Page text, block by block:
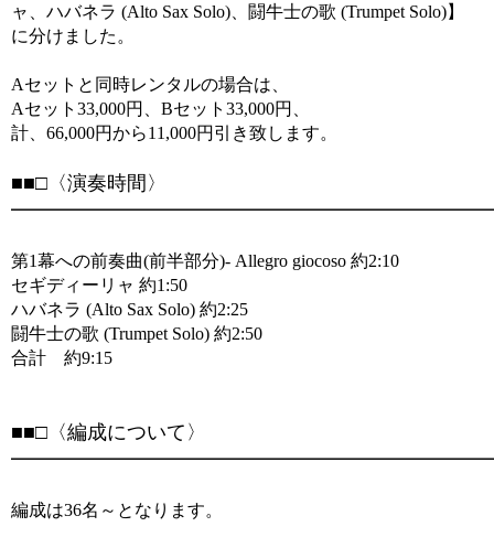
ャ、ハバネラ (Alto Sax Solo)、闘牛士の歌 (Trumpet Solo)】
に分けました。
Aセットと同時レンタルの場合は、
Aセット33,000円、Bセット33,000円、
計、66,000円から11,000円引き致します。
■■□〈演奏時間〉
第1幕への前奏曲(前半部分)- Allegro giocoso 約2:10
セギディーリャ 約1:50
ハバネラ (Alto Sax Solo) 約2:25
闘牛士の歌 (Trumpet Solo) 約2:50
合計 約9:15
■■□〈編成について〉
編成は36名～となります。